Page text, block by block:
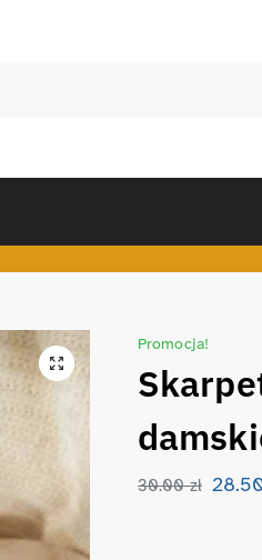
Promocja!
30.00zł